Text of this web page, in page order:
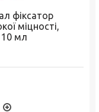
фіксатор
міцності,
мл